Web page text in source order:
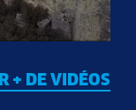
+ DE VIDÉOS